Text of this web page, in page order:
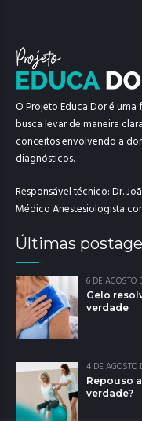
O Projeto Educa Dor é
busca levar de maneira
conceitos envolvendo a
diagnósticos.
Responsável técnico: Dr.
Médico Anestesiologista
Últimas
6 DE AGOSTO
Gelo
verdade
4 DE AGOSTO
Repouso
verdade?